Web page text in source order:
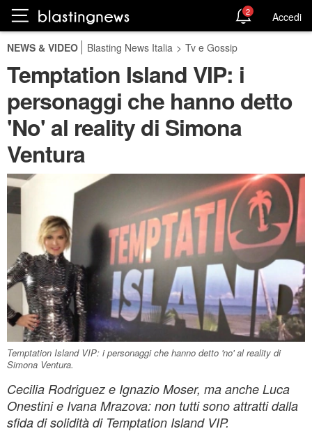
2 Accedi
NEWS & VIDEO Blasting News Italia > Tv e Gossip
Temptation Island VIP: i
personaggi che hanno detto
'No' al reality di Simona
Ventura
Temptation Island VIP: i personaggi che hanno detto 'no' al reality di
Simona Ventura.
Cecilia Rodriguez e Ignazio Moser, ma anche Luca
Onestini e Ivana Mrazova: non tutti sono attratti dalla
sfida di solidità di Temptation Island VIP.